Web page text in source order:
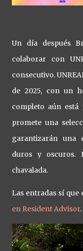
Un día después
colaborar con
consecutivo.
de 2025, con un
completo aún
promete una
garantizarán una
duros y oscuros.
chavalada.
Las entradas sí que
en Resident Advisor.